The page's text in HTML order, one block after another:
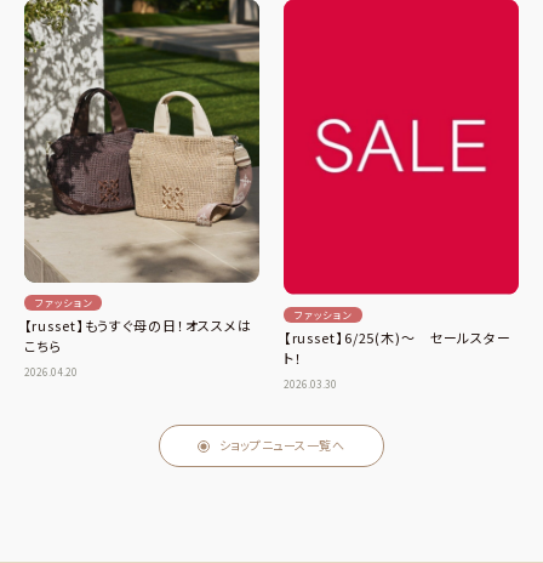
ファッション
【russet】もうすぐ母の日！オススメは
こちら
2026.04.20
ファッション
【russet】6/25(木)～ セールスター
ト！
2026.03.30
ショップニュース一覧へ